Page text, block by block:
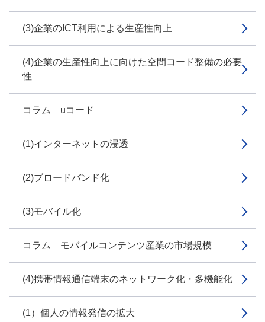
(3)企業のICT利用による生産性向上
(4)企業の生産性向上に向けた空間コード整備の必要
性
コラム uコード
(1)インターネットの浸透
(2)ブロードバンド化
(3)モバイル化
コラム モバイルコンテンツ産業の市場規模
(4)携帯情報通信端末のネットワーク化・多機能化
(1）個人の情報発信の拡大